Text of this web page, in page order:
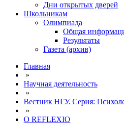
Дни открытых дверей
Школьникам
Олимпиада
Общая
Результаты
Газета (архив)
Главная
»
Научная деятельность
»
Вестник НГУ. Серия:
»
О REFLEXIO